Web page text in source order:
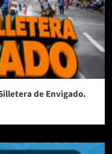
de Envigado.